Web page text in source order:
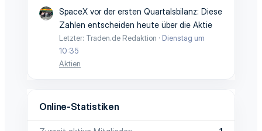
SpaceX vor der ersten Quartalsbilanz: Diese
Zahlen entscheiden heute über die Aktie
Letzter: Traden.de Redaktion
Dienstag um
10:35
Aktien
Online-Statistiken